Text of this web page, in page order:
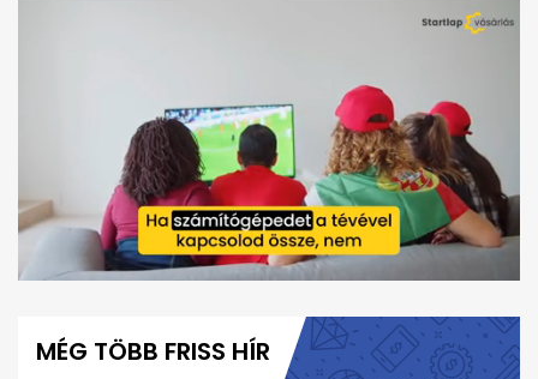
minute,
MÉG TÖBB FRISS HÍR